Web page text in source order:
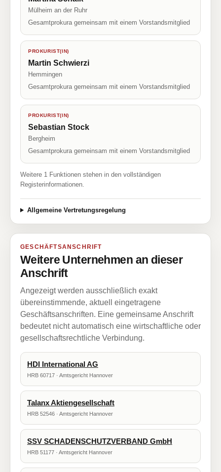
Mülheim an der Ruhr
Gesamtprokura gemeinsam mit einem Vorstandsmitglied
PROKURIST(IN)
Martin Schwierzi
Hemmingen
Gesamtprokura gemeinsam mit einem Vorstandsmitglied
PROKURIST(IN)
Sebastian Stock
Bergheim
Gesamtprokura gemeinsam mit einem Vorstandsmitglied
Weitere 1 Funktionen stehen in den vollständigen
Registerinformationen.
Allgemeine Vertretungsregelung
GESCHÄFTSANSCHRIFT
Weitere Unternehmen an dieser
Anschrift
Angezeigt werden ausschließlich exakt
übereinstimmende, aktuell eingetragene
Geschäftsanschriften. Eine gemeinsame Anschrift
bedeutet nicht automatisch eine wirtschaftliche oder
gesellschaftsrechtliche Verbindung.
HDI International AG
HRB 60717 · Amtsgericht Hannover
Talanx Aktiengesellschaft
HRB 52546 · Amtsgericht Hannover
SSV SCHADENSCHUTZVERBAND GmbH
HRB 51177 · Amtsgericht Hannover